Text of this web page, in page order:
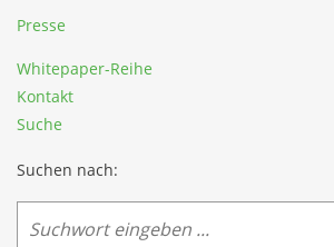
Presse
Whitepaper-Reihe
Kontakt
Suche
Suchen nach: